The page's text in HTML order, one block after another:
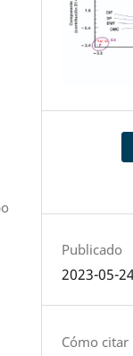
Publicado
2023-05-
Cómo citar